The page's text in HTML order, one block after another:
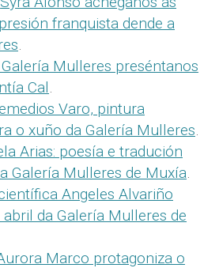
franquista dende a
.
Mulleres preséntanos
Cal.
Varo, pintura
o xuño da Galería Mulleres.
Arias: poesía e tradución
Galería Mulleres de Muxía.
Angeles Alvariño
da Galería Mulleres de
Marco protagoniza o